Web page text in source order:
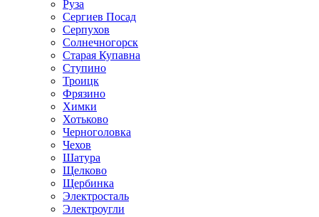
Руза
Сергиев Посад
Серпухов
Солнечногорск
Старая Купавна
Ступино
Троицк
Фрязино
Химки
Хотьково
Черноголовка
Чехов
Шатура
Щелково
Щербинка
Электросталь
Электроугли